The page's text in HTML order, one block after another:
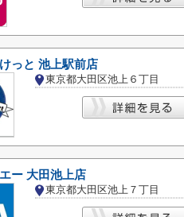
っと 池上駅前店
東京都大田区池上６丁目
ー 大田池上店
東京都大田区池上７丁目